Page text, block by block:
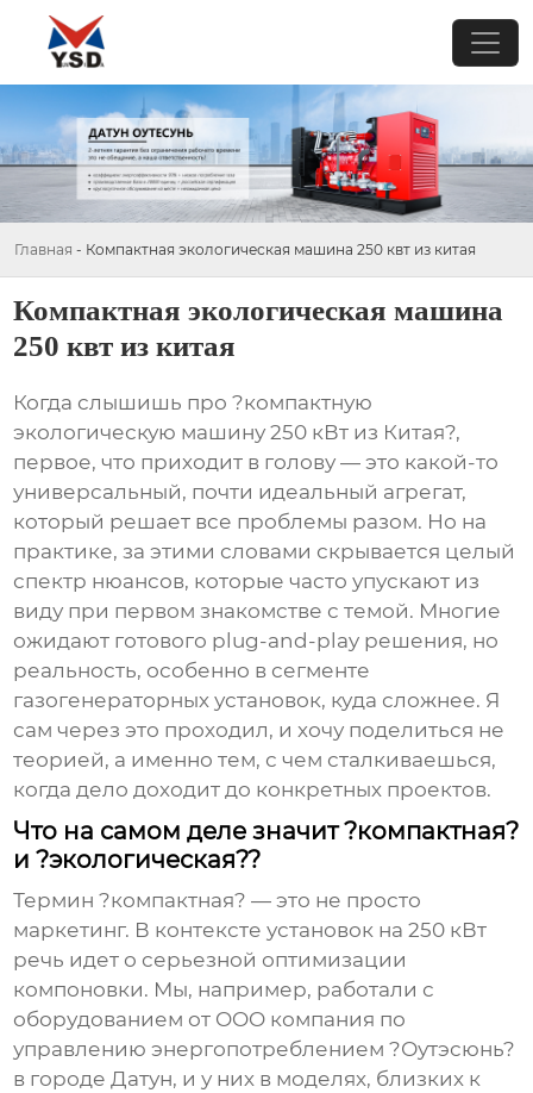
Главная - Компактная экологическая машина 250 квт из китая
Компактная экологическая машина
250 квт из китая
Когда слышишь про ?компактную
экологическую машину 250 кВт из Китая?,
первое, что приходит в голову — это какой-то
универсальный, почти идеальный агрегат,
который решает все проблемы разом. Но на
практике, за этими словами скрывается целый
спектр нюансов, которые часто упускают из
виду при первом знакомстве с темой. Многие
ожидают готового plug-and-play решения, но
реальность, особенно в сегменте
газогенераторных установок, куда сложнее. Я
сам через это проходил, и хочу поделиться не
теорией, а именно тем, с чем сталкиваешься,
когда дело доходит до конкретных проектов.
Что на самом деле значит ?компактная?
и ?экологическая??
Термин ?компактная? — это не просто
маркетинг. В контексте установок на 250 кВт
речь идет о серьезной оптимизации
компоновки. Мы, например, работали с
оборудованием от OOO компания по
управлению энергопотреблением ?Оутэсюнь?
в городе Датун, и у них в моделях, близких к